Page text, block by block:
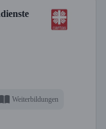
Weiterbildungen